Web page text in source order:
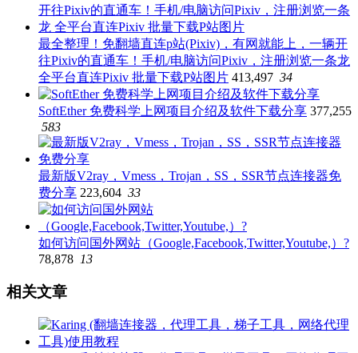
最全整理！免翻墙直连p站(Pixiv)，有网就能上，一辆开
往Pixiv的直通车！手机/电脑访问Pixiv，注册浏览一条龙
全平台直连Pixiv 批量下载P站图片 413,497 34
SoftEther 免费科学上网项目介绍及软件下载分享 377,255
583
最新版V2ray，Vmess，Trojan，SS，SSR节点连接器免
费分享 223,604 33
如何访问国外网站（Google,Facebook,Twitter,Youtube,）?
78,878 13
相关文章